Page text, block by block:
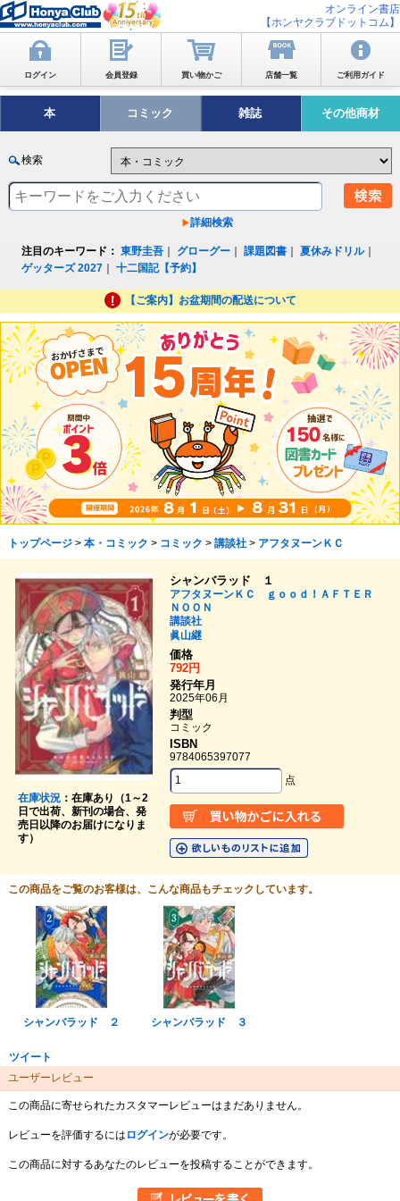
オンライン書店
【ホンヤクラブドットコム】
ログイン 会員登録 買い物かご 店舗一覧 ご利用ガイド
本 コミック 雑誌 その他商材
検索
詳細検索
注目のキーワード： 東野圭吾 グローグー ｜課題図書 ｜夏休みドリル｜
ゲッターズ 2027 ｜十二国記【予約】
【ご案内】お盆期間の配送について
トップページ> 本・コミック > コミック > 講談社> アフタヌーンＫＣ
在庫状況：在庫あり（1～2
日で出荷、新刊の場合、発
売日以降のお届けになりま
す）
シャンバラッド １
アフタヌーンＫＣ ｇｏｏｄ！ＡＦＴＥＲ
ＮＯＯＮ
講談社
眞山継
価格
792円
発行年月
2025年06月
判型
コミック
ISBN
9784065397077
点
この商品をご覧のお客様は、こんな商品もチェックしています。
シャンバラッド ２ シャンバラッド ３
ツイート
ユーザーレビュー
この商品に寄せられたカスタマーレビューはまだありません。
レビューを評価するには ログインが必要です。
この商品に対するあなたのレビューを投稿することができます。